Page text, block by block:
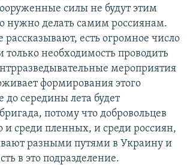
силы не будут этим
нужно делать самим россиянам.
рассказывают, есть огромное число
только необходимость проводить
мероприятия
формирования этого
до середины лета будет
потому что добровольцев
и среди пленных, и среди россиян,
разными путями в Украину и
в это подразделение.